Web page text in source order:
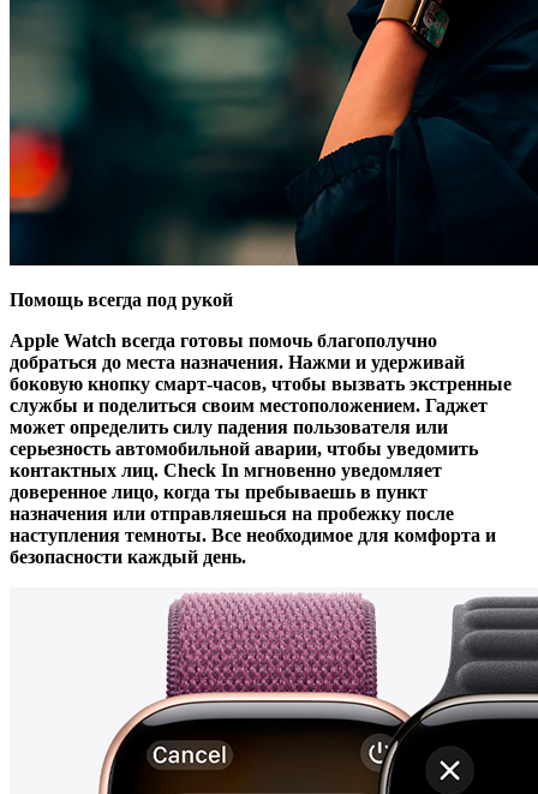
Помощь всегда под рукой
Apple Watch всегда готовы помочь благополучно
добраться до места назначения. Нажми и удерживай
боковую кнопку смарт-часов, чтобы вызвать экстренные
службы и поделиться своим местоположением. Гаджет
может определить силу падения пользователя или
серьезность автомобильной аварии, чтобы уведомить
контактных лиц. Check In мгновенно уведомляет
доверенное лицо, когда ты пребываешь в пункт
назначения или отправляешься на пробежку после
наступления темноты. Все необходимое для комфорта и
безопасности каждый день.